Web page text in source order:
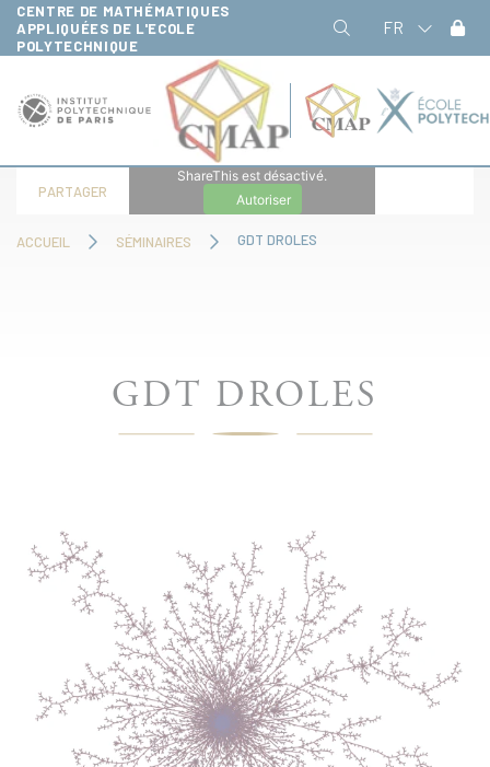
CENTRE DE MATHÉMATIQUES
APPLIQUÉES DE L'ECOLE
POLYTECHNIQUE
FR
ACCUEIL SÉMINAIRES GDT DROLES
PARTAGER
ShareThis est désactivé.
Autoriser
GDT DROLES
Panneau de gestion des cookies